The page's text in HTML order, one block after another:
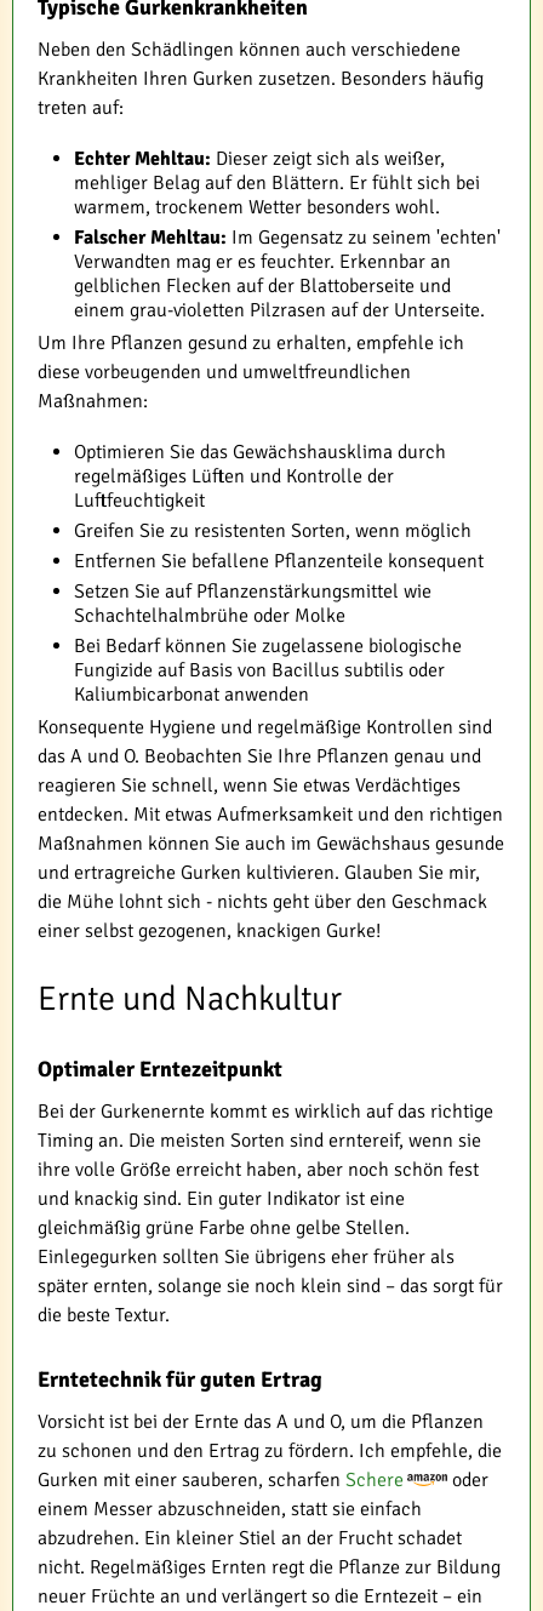
Typische Gurkenkrankheiten
Neben den Schädlingen können auch verschiedene
Krankheiten Ihren Gurken zusetzen. Besonders häufig
treten auf:
Echter Mehltau: Dieser zeigt sich als weißer,
mehliger Belag auf den Blättern. Er fühlt sich bei
warmem, trockenem Wetter besonders wohl.
Falscher Mehltau: Im Gegensatz zu seinem 'echten'
Verwandten mag er es feuchter. Erkennbar an
gelblichen Flecken auf der Blattoberseite und
einem grau-violetten Pilzrasen auf der Unterseite.
Um Ihre Pflanzen gesund zu erhalten, empfehle ich
diese vorbeugenden und umweltfreundlichen
Maßnahmen:
Optimieren Sie das Gewächshausklima durch
regelmäßiges Lüften und Kontrolle der
Luftfeuchtigkeit
Greifen Sie zu resistenten Sorten, wenn möglich
Entfernen Sie befallene Pflanzenteile konsequent
Setzen Sie auf Pflanzenstärkungsmittel wie
Schachtelhalmbrühe oder Molke
Bei Bedarf können Sie zugelassene biologische
Fungizide auf Basis von Bacillus subtilis oder
Kaliumbicarbonat anwenden
Konsequente Hygiene und regelmäßige Kontrollen sind
das A und O. Beobachten Sie Ihre Pflanzen genau und
reagieren Sie schnell, wenn Sie etwas Verdächtiges
entdecken. Mit etwas Aufmerksamkeit und den richtigen
Maßnahmen können Sie auch im Gewächshaus gesunde
und ertragreiche Gurken kultivieren. Glauben Sie mir,
die Mühe lohnt sich - nichts geht über den Geschmack
einer selbst gezogenen, knackigen Gurke!
Ernte und Nachkultur
Optimaler Erntezeitpunkt
Bei der Gurkenernte kommt es wirklich auf das richtige
Timing an. Die meisten Sorten sind erntereif, wenn sie
ihre volle Größe erreicht haben, aber noch schön fest
und knackig sind. Ein guter Indikator ist eine
gleichmäßig grüne Farbe ohne gelbe Stellen.
Einlegegurken sollten Sie übrigens eher früher als
später ernten, solange sie noch klein sind – das sorgt für
die beste Textur.
Erntetechnik für guten Ertrag
Vorsicht ist bei der Ernte das A und O, um die Pflanzen
zu schonen und den Ertrag zu fördern. Ich empfehle, die
Gurken mit einer sauberen, scharfen Schere
oder
einem Messer abzuschneiden, statt sie einfach
abzudrehen. Ein kleiner Stiel an der Frucht schadet
nicht. Regelmäßiges Ernten regt die Pflanze zur Bildung
neuer Früchte an und verlängert so die Erntezeit – ein